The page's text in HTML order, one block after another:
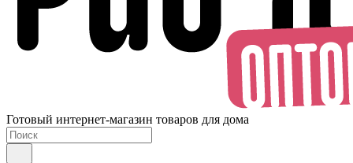
Готовый интернет-магазин товаров для дома